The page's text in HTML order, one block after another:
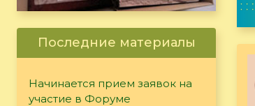
Последние материалы
Начинается прием заявок на
участие в Форуме